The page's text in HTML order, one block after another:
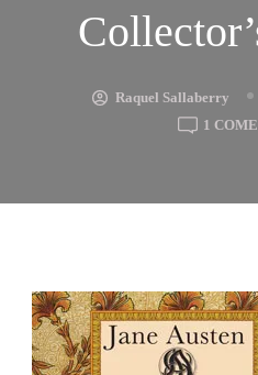
Raquel Sallaberry
1